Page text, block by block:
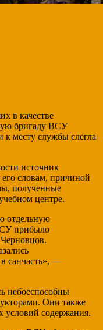
в качестве
бригаду ВСУ
к месту службы слегла
источник
словам, причиной
полученные
центре.
отдельную
прибыло
санчасть», —
небоеспособны
Они также
условий содержания.